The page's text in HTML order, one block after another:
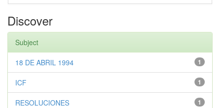
Discover
Subject
1
18 DE ABRIL 1994
1
ICF
1
RESOLUCIONES